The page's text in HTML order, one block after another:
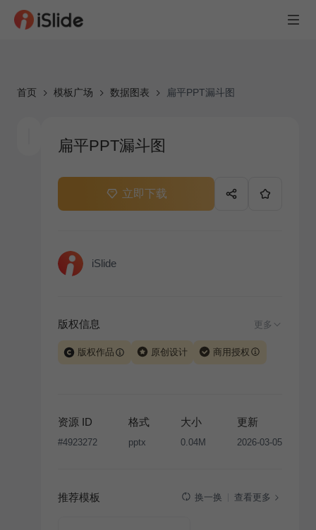
首页 模板广场 数据图表 扁平PPT漏斗图
扁平PPT漏斗图
立即下载
iSlide
版权信息 更多
版权作品 原创设计 商用授权
版权声明
条款，禁止任何形式的转让、出售或出租，未
经投权许可任何人不得擅自转载和分发，否则将接照我
资源 ID
#4923272
格式
pptx
大小
0.04M
更新
2026-03-05
推荐模板 换一换 查看更多